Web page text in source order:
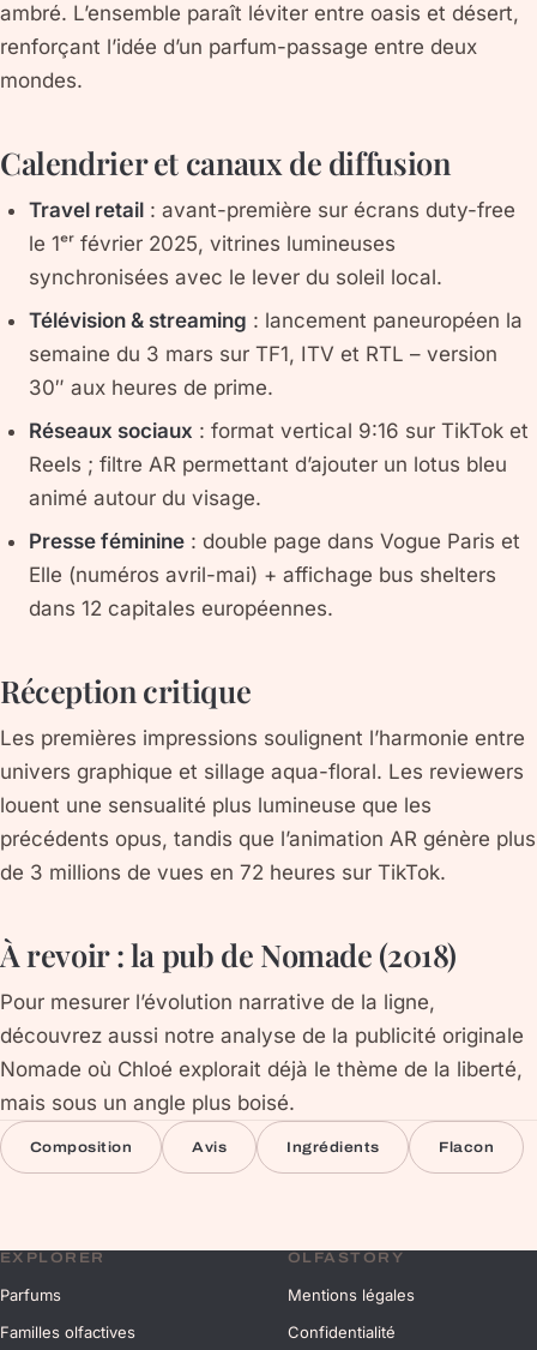
ambré. L’ensemble paraît léviter entre oasis et désert,
renforçant l’idée d’un parfum-passage entre deux
mondes.
Calendrier et canaux de diffusion
Travel retail : avant-première sur écrans duty-free
le 1ᵉʳ février 2025, vitrines lumineuses
synchronisées avec le lever du soleil local.
Télévision & streaming : lancement paneuropéen la
semaine du 3 mars sur TF1, ITV et RTL – version
30″ aux heures de prime.
Réseaux sociaux : format vertical 9:16 sur TikTok et
Reels ; filtre AR permettant d’ajouter un lotus bleu
animé autour du visage.
Presse féminine : double page dans Vogue Paris et
Elle (numéros avril-mai) + affichage bus shelters
dans 12 capitales européennes.
Réception critique
Les premières impressions soulignent l’harmonie entre
univers graphique et sillage aqua-floral. Les reviewers
louent une sensualité plus lumineuse que les
précédents opus, tandis que l’animation AR génère plus
de 3 millions de vues en 72 heures sur TikTok.
À revoir : la pub de Nomade (2018)
Pour mesurer l’évolution narrative de la ligne,
découvrez aussi notre analyse de la publicité originale
Nomade où Chloé explorait déjà le thème de la liberté,
mais sous un angle plus boisé.
Composition Avis Ingrédients Flacon
EXPLORER
Parfums
Familles olfactives
OLFASTORY
Mentions légales
Confidentialité